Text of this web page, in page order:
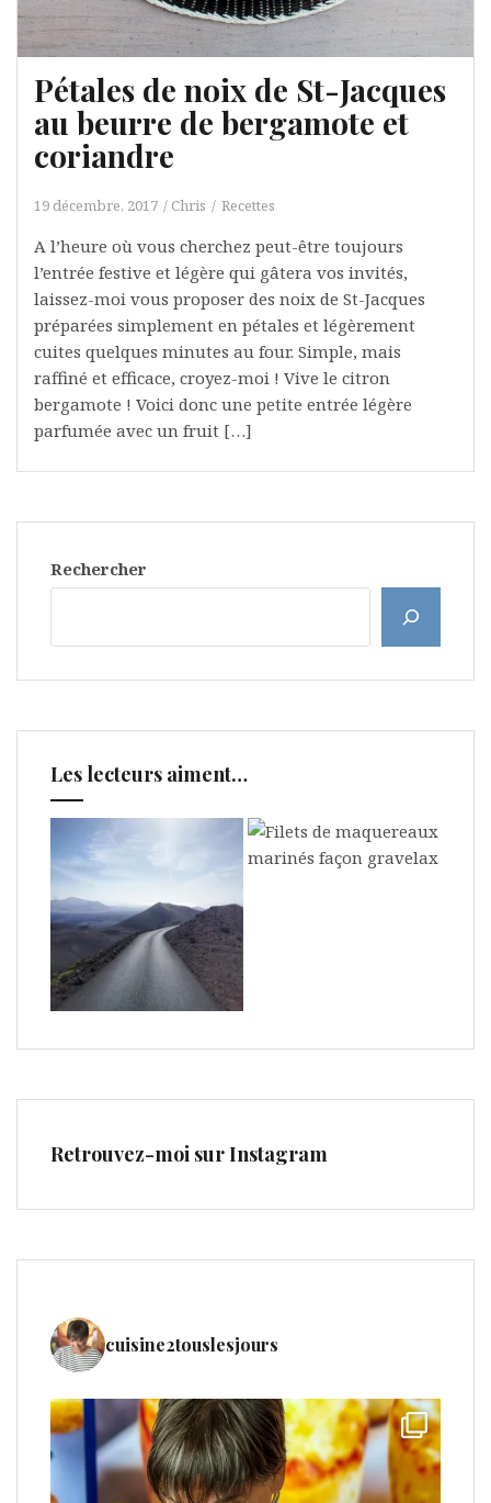
Pétales de noix de St-Jacques
au beurre de bergamote et
coriandre
19 décembre, 2017 Chris Recettes
A l’heure où vous cherchez peut-être toujours
l’entrée festive et légère qui gâtera vos invités,
laissez-moi vous proposer des noix de St-Jacques
préparées simplement en pétales et légèrement
cuites quelques minutes au four. Simple, mais
raffiné et efficace, croyez-moi ! Vive le citron
bergamote ! Voici donc une petite entrée légère
parfumée avec un fruit […]
Rechercher
Les lecteurs aiment…
Retrouvez-moi sur Instagram
cuisine2touslesjours